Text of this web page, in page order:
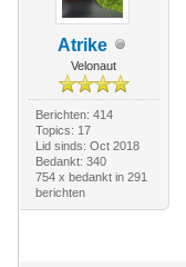
Atrike
Velonaut
Berichten: 414
Topics: 17
Lid sinds: Oct 2018
Bedankt: 340
754 x bedankt in 291
berichten